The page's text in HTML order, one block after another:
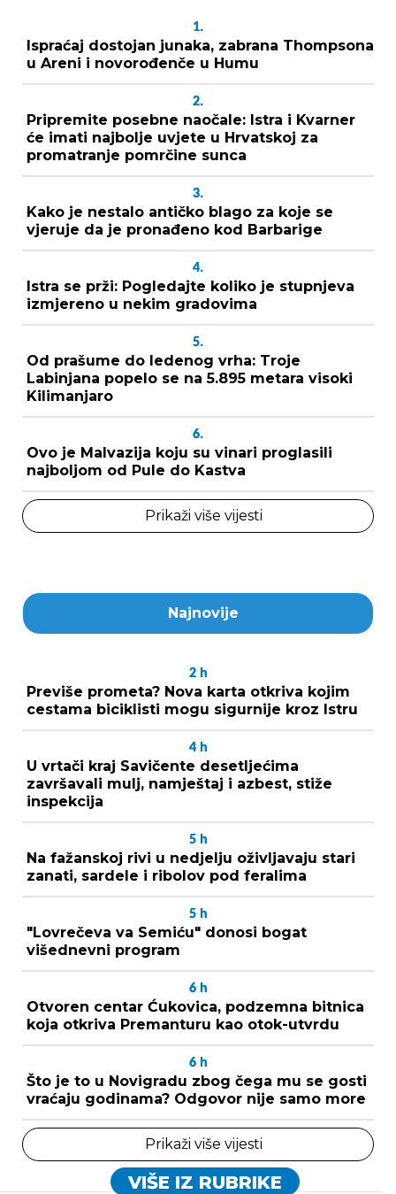
1.
Ispraćaj dostojan junaka, zabrana Thompsona
u Areni i novorođenče u Humu
2.
Pripremite posebne naočale: Istra i Kvarner
će imati najbolje uvjete u Hrvatskoj za
promatranje pomrčine sunca
3.
Kako je nestalo antičko blago za koje se
vjeruje da je pronađeno kod Barbarige
4.
Istra se prži: Pogledajte koliko je stupnjeva
izmjereno u nekim gradovima
5.
Od prašume do ledenog vrha: Troje
Labinjana popelo se na 5.895 metara visoki
Kilimanjaro
6.
Ovo je Malvazija koju su vinari proglasili
najboljom od Pule do Kastva
Prikaži više vijesti
Najnovije
2 h
Previše prometa? Nova karta otkriva kojim
cestama biciklisti mogu sigurnije kroz Istru
4 h
U vrtači kraj Savičente desetljećima
završavali mulj, namještaj i azbest, stiže
inspekcija
5 h
Na fažanskoj rivi u nedjelju oživljavaju stari
zanati, sardele i ribolov pod feralima
5 h
"Lovrečeva va Semiću" donosi bogat
višednevni program
6 h
Otvoren centar Ćukovica, podzemna bitnica
koja otkriva Premanturu kao otok-utvrdu
6 h
Što je to u Novigradu zbog čega mu se gosti
vraćaju godinama? Odgovor nije samo more
Prikaži više vijesti
VIŠE IZ RUBRIKE